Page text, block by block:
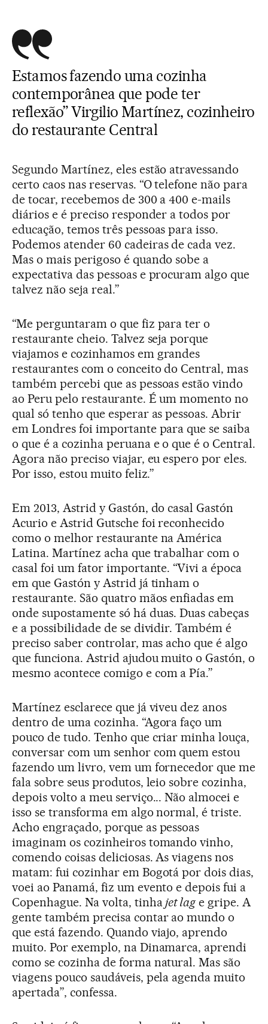
Estamos fazendo uma cozinha
contemporânea que pode ter
reflexão” Virgilio Martínez, cozinheiro
do restaurante Central
Segundo Martínez, eles estão atravessando
certo caos nas reservas. “O telefone não para
de tocar, recebemos de 300 a 400 e-mails
diários e é preciso responder a todos por
educação, temos três pessoas para isso.
Podemos atender 60 cadeiras de cada vez.
Mas o mais perigoso é quando sobe a
expectativa das pessoas e procuram algo que
talvez não seja real.”
“Me perguntaram o que fiz para ter o
restaurante cheio. Talvez seja porque
viajamos e cozinhamos em grandes
restaurantes com o conceito do Central, mas
também percebi que as pessoas estão vindo
ao Peru pelo restaurante. É um momento no
qual só tenho que esperar as pessoas. Abrir
em Londres foi importante para que se saiba
o que é a cozinha peruana e o que é o Central.
Agora não preciso viajar, eu espero por eles.
Por isso, estou muito feliz.”
Em 2013, Astrid y Gastón, do casal Gastón
Acurio e Astrid Gutsche foi reconhecido
como o melhor restaurante na América
Latina. Martínez acha que trabalhar com o
casal foi um fator importante. “Vivi a época
em que Gastón y Astrid já tinham o
restaurante. São quatro mãos enfiadas em
onde supostamente só há duas. Duas cabeças
e a possibilidade de se dividir. Também é
preciso saber controlar, mas acho que é algo
que funciona. Astrid ajudou muito o Gastón, o
mesmo acontece comigo e com a Pía.”
Martínez esclarece que já viveu dez anos
dentro de uma cozinha. “Agora faço um
pouco de tudo. Tenho que criar minha louça,
conversar com um senhor com quem estou
fazendo um livro, vem um fornecedor que me
fala sobre seus produtos, leio sobre cozinha,
depois volto a meu serviço... Não almocei e
isso se transforma em algo normal, é triste.
Acho engraçado, porque as pessoas
imaginam os cozinheiros tomando vinho,
comendo coisas deliciosas. As viagens nos
matam: fui cozinhar em Bogotá por dois dias,
voei ao Panamá, fiz um evento e depois fui a
Copenhague. Na volta, tinhajet lage gripe. A
gente também precisa contar ao mundo o
que está fazendo. Quando viajo, aprendo
muito. Por exemplo, na Dinamarca, aprendi
como se cozinha de forma natural. Mas são
viagens pouco saudáveis, pela agenda muito
apertada”, confessa.